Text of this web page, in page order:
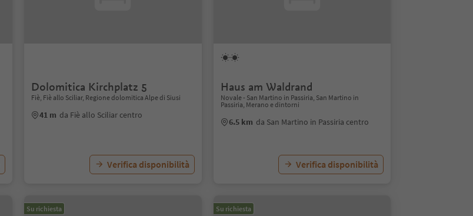
Dolomitica Kirchplatz 5
Fiè, Fiè allo Sciliar, Regione dolomitica Alpe di Siusi
41 m da Fiè allo Sciliar centro
Verifica disponibilità
Haus am Waldrand
Novale - San Martino in Passiria, San Martino in
Passiria, Merano e dintorni
6.5 km da San Martino in Passiria centro
Verifica disponibilità
Su richiesta Su richiesta